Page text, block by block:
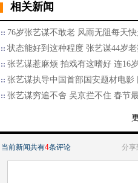
相关新闻
76岁张艺谋不敢老 风雨无阻每天快
状态能好到这种程度 张艺谋44岁
张艺谋惹麻烦 拍戏有这嗜好 连16
张艺谋执导中国首部国安题材电影
张艺谋穷追不舍 吴京拦不住 春节
当前新闻共有4条评论 分享